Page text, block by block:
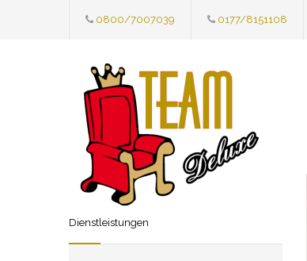
0800/7007039 0177/8151108
Dienstleistungen